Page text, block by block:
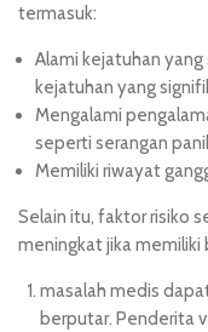
termasuk:
Alami kejatuhan
kejatuhan yang
Mengalami
seperti serangan
Memiliki riwayat
Selain itu, faktor risiko
meningkat jika memiliki
masalah medis
berputar. Penderita